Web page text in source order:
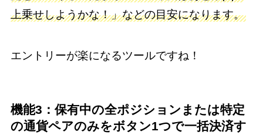
上乗せしようかな！」などの目安になります。
エントリーが楽になるツールですね！
機能3：保有中の全ポジションまたは特定
の通貨ペアのみをボタン1つで一括決済す